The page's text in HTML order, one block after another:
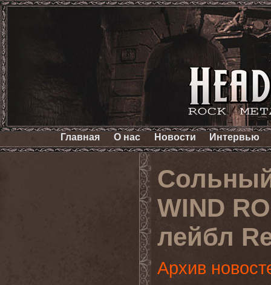
Главная О нас Новости Интервью
WIND
лейбл
Архив